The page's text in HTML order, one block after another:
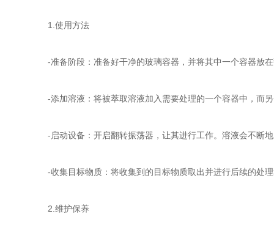
1.使用方法
-准备阶段：准备好干净的玻璃容器，并将其中一个容器放在
-添加溶液：将被萃取溶液加入需要处理的一个容器中，而另
-启动设备：开启翻转振荡器，让其进行工作。溶液会不断地
-收集目标物质：将收集到的目标物质取出并进行后续的处理
2.维护保养